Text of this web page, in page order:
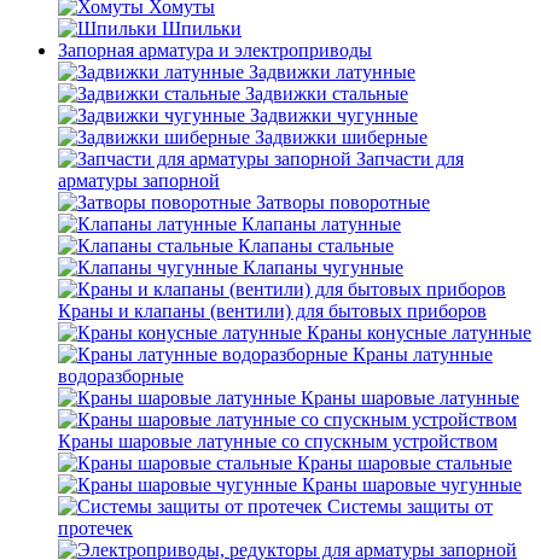
Хомуты
Шпильки
Запорная арматура и электроприводы
Задвижки латунные
Задвижки стальные
Задвижки чугунные
Задвижки шиберные
Запчасти для
арматуры запорной
Затворы поворотные
Клапаны латунные
Клапаны стальные
Клапаны чугунные
Краны и клапаны (вентили) для бытовых приборов
Краны конусные латунные
Краны латунные
водоразборные
Краны шаровые латунные
Краны шаровые латунные со спускным устройством
Краны шаровые стальные
Краны шаровые чугунные
Системы защиты от
протечек